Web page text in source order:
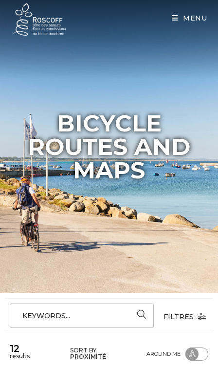
MENU
BICYCLE
ROUTES AND
MAPS
KEYWORDS... FILTRES
12
results
SORT BY
PROXIMITÉ
AROUND ME
Cookies management panel